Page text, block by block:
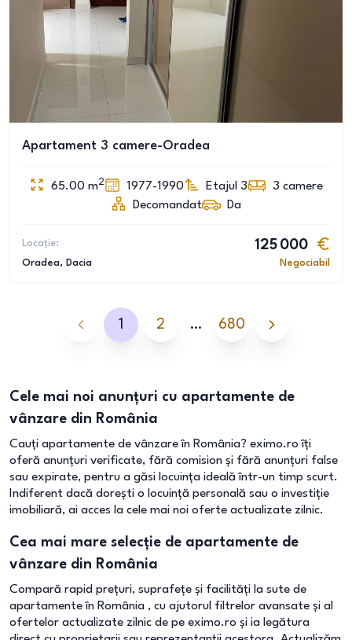
Apartament 3 camere-Oradea
65.00 m2 1977-1990 Etajul 3 3 camere
Decomandat
Da
Locație:
Oradea, Dacia
125 000
Negociabil
1 2 … 680
Cele mai noi anunțuri cu apartamente de
vânzare din România
Cauți apartamente de vânzare în România? eximo.ro îți
oferă anunțuri verificate, fără comision și fără anunțuri false
sau expirate, pentru a găsi locuința ideală într-un timp scurt.
Indiferent dacă dorești o locuință personală sau o investiție
imobiliară, ai acces la cele mai noi oferte actualizate zilnic.
Cea mai mare selecție de apartamente de
vânzare din România
Compară rapid prețuri, suprafețe și facilități la sute de
apartamente în România , cu ajutorul filtrelor avansate și al
ofertelor actualizate zilnic de pe eximo.ro și ia legătura